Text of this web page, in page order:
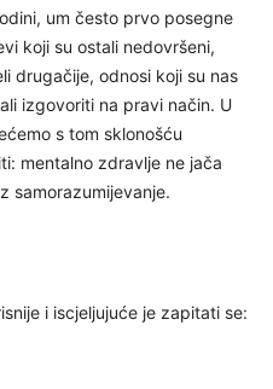
um često prvo posegne
koji su ostali nedovršeni,
drugačije, odnosi koji su nas
izgovoriti na pravi način. U
s tom sklonošću
mentalno zdravlje ne jača
samorazumijevanje.
i iscjeljujuće je zapitati se: